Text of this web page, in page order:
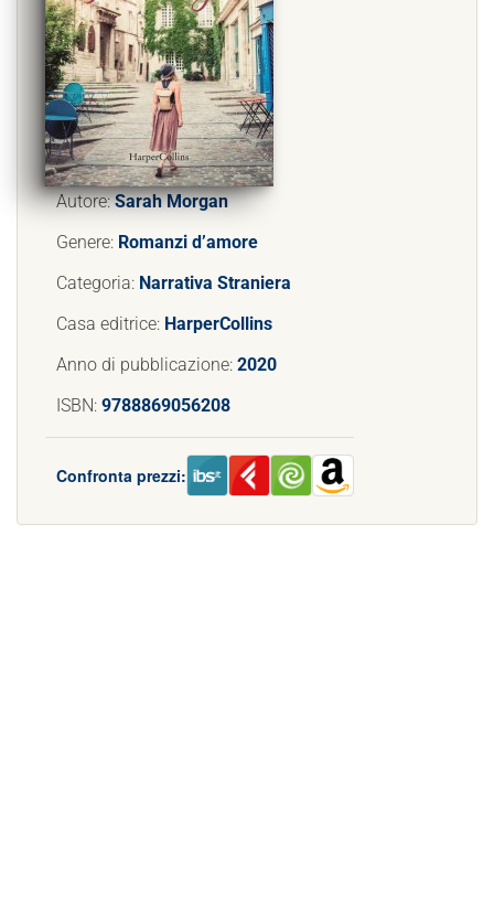
Autore:Sarah Morgan
Genere: Romanzi d’amore
Categoria: Narrativa Straniera
Casa editrice: HarperCollins
Anno di pubblicazione: 2020
ISBN: 9788869056208
Confronta prezzi: